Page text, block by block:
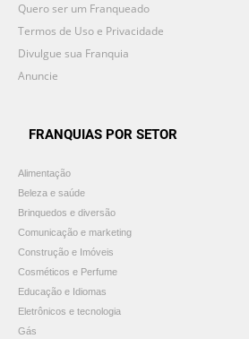
Quero ser um Franqueado
Termos de Uso e Privacidade
Divulgue sua Franquia
Anuncie
FRANQUIAS POR SETOR
Alimentação
Beleza e saúde
Brinquedos e diversão
Comunicação e marketing
Construção e Imóveis
Cosméticos e Perfume
Educação e Idiomas
Eletrônicos e tecnologia
Gás